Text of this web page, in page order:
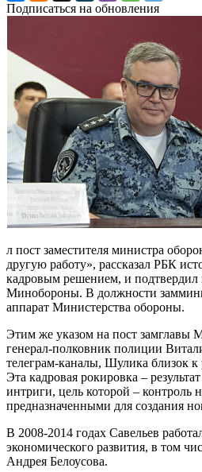
Подписаться на обновления
л пост заместителя министра
другую работу», рассказал РБК
кадровым решением, и подтвердил
Минобороны. В должности
аппарат Министерства обороны.
Этим же указом на пост замглавы
генерал-полковник полиции
телеграм-каналы, Шулика близок к
Эта кадровая рокировка –
интриги, цель которой – контроль
предназначенными для создания
В 2008-2014 годах Савельев
экономического развития, в том
Андрея Белоусова.